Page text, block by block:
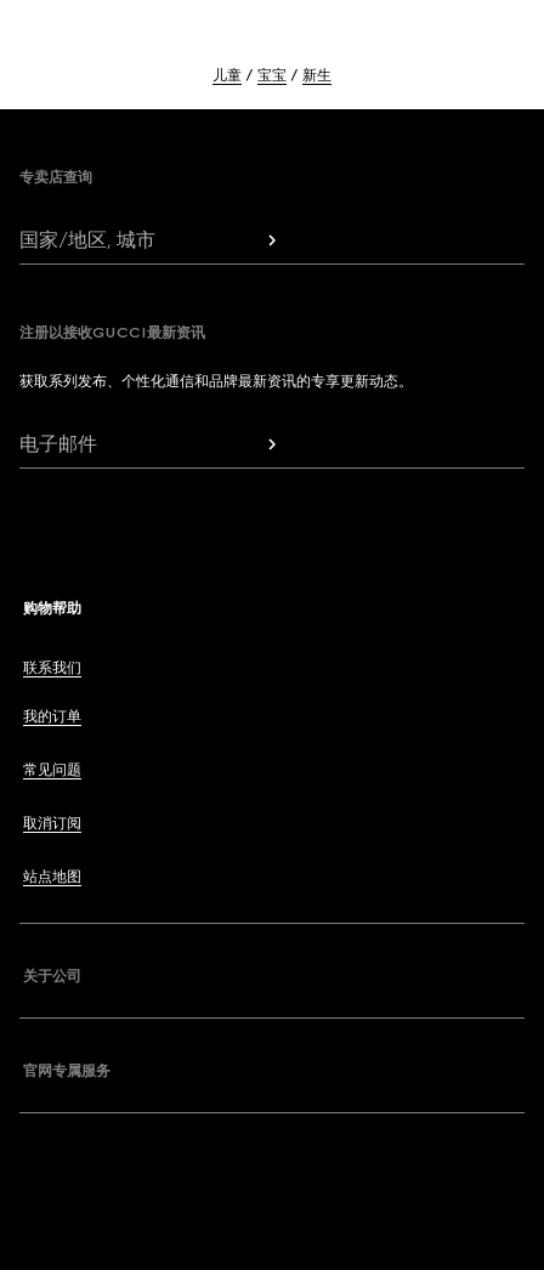
儿童 宝宝 新生
专卖店查询
国家/地区, 城市
注册以接收GUCCI最新资讯
获取系列发布、个性化通信和品牌最新资讯的专享更新动态。
电子邮件
购物帮助
联系我们
我的订单
常见问题
取消订阅
站点地图
关于公司
官网专属服务